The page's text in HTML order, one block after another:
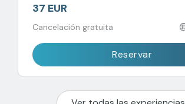
37 EUR
Cancelación gratuita
Reservar